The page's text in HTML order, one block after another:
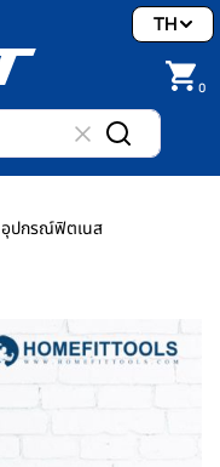
0
TH
อุปกรณ์ฟิตเนส